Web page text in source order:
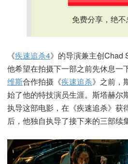
免费分享，绝不
《疾速追杀4》的导演兼主创Chad
他希望在拍摄下一部之前先休息一
维斯合作拍摄《疾速追杀》之前，
始了他的特技演员生涯。斯塔赫尔
执导这部电影，在《疾速追杀》获
后，他独自执导了接下来的三部续集